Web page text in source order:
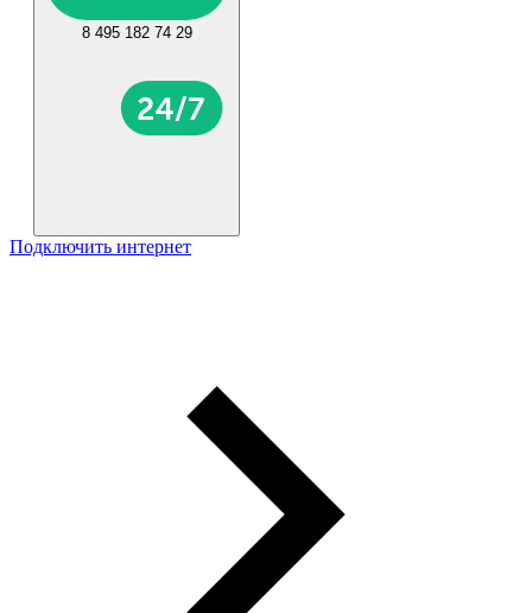
8 495 182 74 29
Подключить интернет